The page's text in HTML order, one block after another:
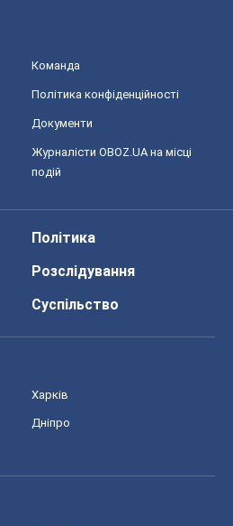
Команда
Політика конфіденційності
Документи
Журналісти OBOZ.UA на місці
подій
Політика
Розслідування
Суспільство
Харків
Дніпро